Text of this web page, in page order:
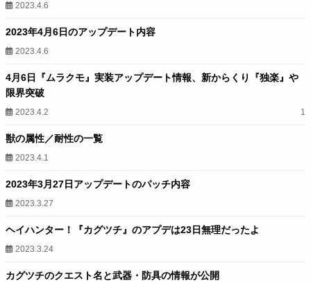
2023.4.6
2023年4月6日のアップデート内容
2023.4.6
4月6日『ムラクモ』実装アップデート情報、新からくり『独楽』や
限界突破
2023.4.2 1
獣の属性／耐性の一覧
2023.4.1
2023年3月27日アップデートのパッチ内容
2023.3.27
ヘイハンター！『カグツチ』のアプデは23日無理だったよ
2023.3.24
カグツチのクエスト名と武器・防具の情報が公開